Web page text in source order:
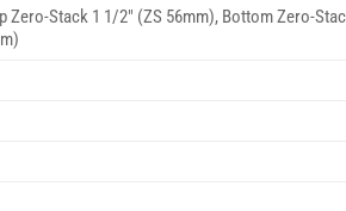
Stack 1 1/2″ (ZS 56mm), Bottom Zero-